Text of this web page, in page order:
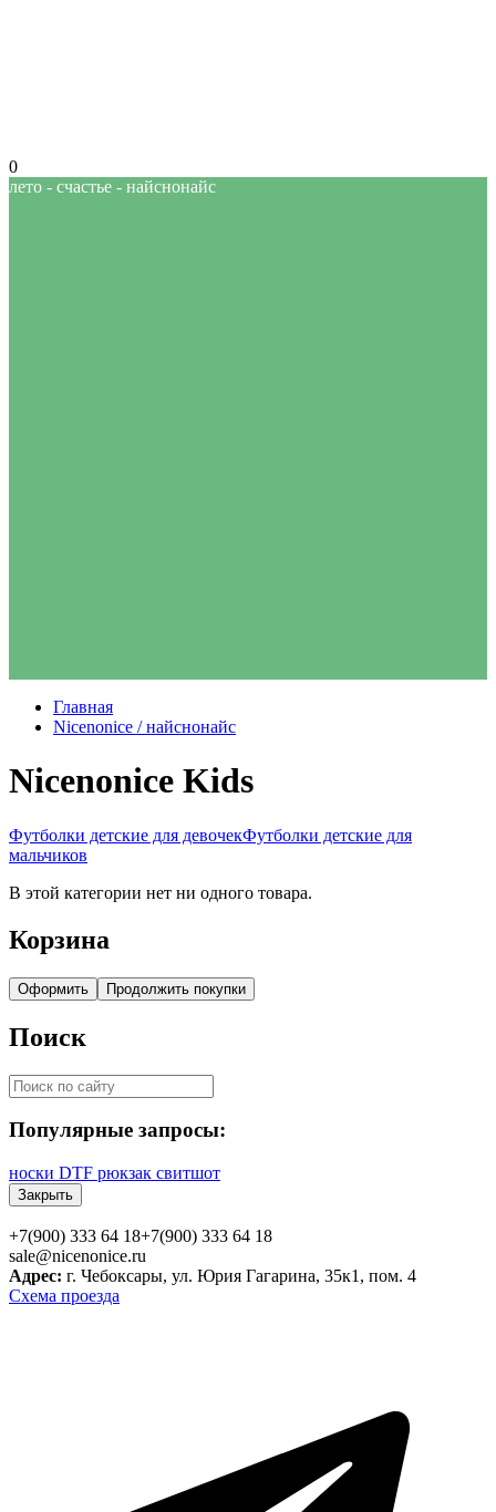
0
лето - счастье - найснонайс
Главная
Nicenonice / найснонайс
Nicenonice Kids
Футболки детские для девочекФутболки детские для
мальчиков
В этой категории нет ни одного товара.
Корзина
Оформить Продолжить покупки
Поиск
Популярные запросы:
носки DTF рюкзак свитшот
Закрыть
+7(900) 333 64 18+7(900) 333 64 18
sale@nicenonice.ru
Адрес: г. Чебоксары, ул. Юрия Гагарина, 35к1, пом. 4
Схема проезда